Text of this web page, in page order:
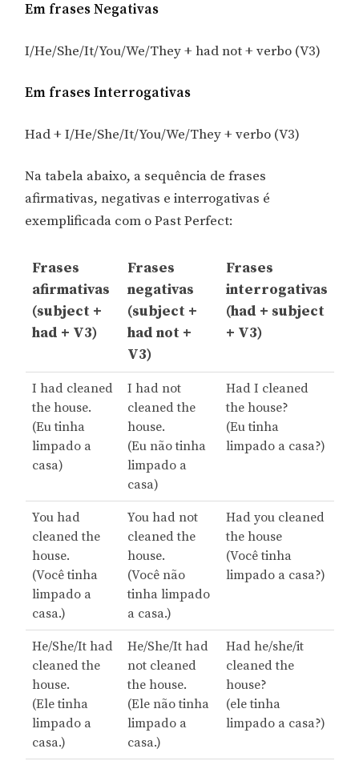
Em frases Negativas
I/He/She/It/You/We/They + had not + verbo (V3)
Em frases Interrogativas
Had + I/He/She/It/You/We/They + verbo (V3)
Na tabela abaixo, a sequência de frases
afirmativas, negativas e interrogativas é
exemplificada com o Past Perfect:
Frases
afirmativas
(subject +
had + V3)
Frases
negativas
(subject +
had not +
V3)
Frases
interrogativas
(had + subject
+ V3)
I had cleaned
the house.
(Eu tinha
limpado a
casa)
I had not
cleaned the
house.
(Eu não tinha
limpado a
casa)
Had I cleaned
the house?
(Eu tinha
limpado a casa?)
You had
cleaned the
house.
(Você tinha
limpado a
casa.)
You had not
cleaned the
house.
(Você não
tinha limpado
a casa.)
Had you cleaned
the house
(Você tinha
limpado a casa?)
He/She/It had
cleaned the
house.
(Ele tinha
limpado a
casa.)
He/She/It had
not cleaned
the house.
(Ele não tinha
limpado a
casa.)
Had he/she/it
cleaned the
house?
(ele tinha
limpado a casa?)